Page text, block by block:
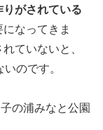
りがされている
なってきま
ていないと、
のです。
の浦みなと公園